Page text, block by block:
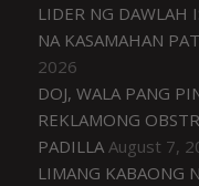
LIDER NG DAWLAH
NA KASAMAHAN
2026
DOJ, WALA PANG
REKLAMONG
PADILLA August 7,
LIMANG KABAONG